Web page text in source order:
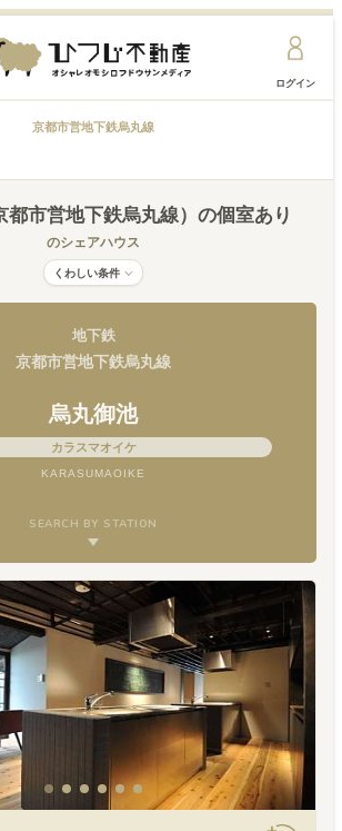
ログイン
京都市営地下鉄烏丸線
市営地下鉄烏丸線） の個室あり
のシェアハウス
くわしい条件
地下鉄
京都市営地下鉄烏丸線
烏丸御池
カラスマオイケ
KARASUMAOIKE
SEARCH BY STATION